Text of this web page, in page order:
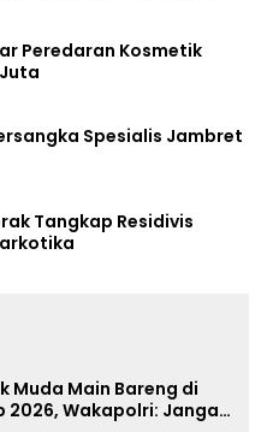
Peredaran Kosmetik
Spesialis Jambret
Tangkap Residivis
Muda Main Bareng di
2026, Wakapolri: Jangan